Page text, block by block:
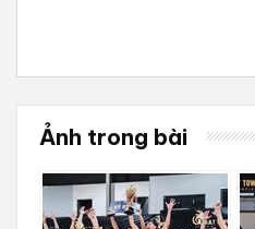
Ảnh trong bài